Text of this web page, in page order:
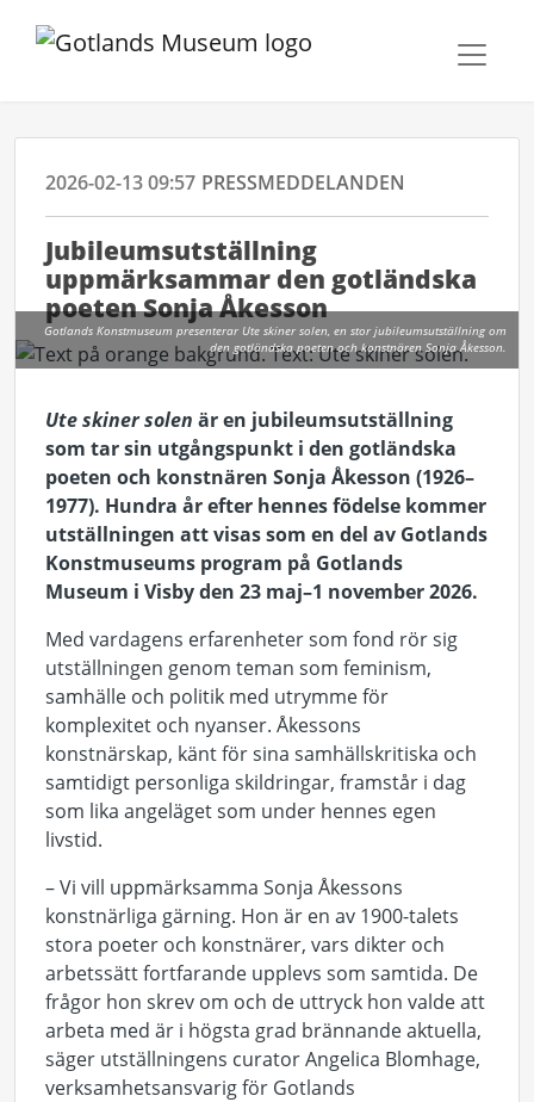
2026-02-13 09:57 PRESSMEDDELANDEN
Jubileumsutställning
uppmärksammar den gotländska
poeten Sonja Åkesson
Gotlands Konstmuseum presenterar Ute skiner solen, en stor jubileumsutställning om
den gotländska poeten och konstnären Sonja Åkesson.
Ute skiner solen är en jubileumsutställning
som tar sin utgångspunkt i den gotländska
poeten och konstnären Sonja Åkesson (1926–
1977). Hundra år efter hennes födelse kommer
utställningen att visas som en del av Gotlands
Konstmuseums program på Gotlands
Museum i Visby den 23 maj–1 november 2026.
Med vardagens erfarenheter som fond rör sig
utställningen genom teman som feminism,
samhälle och politik med utrymme för
komplexitet och nyanser. Åkessons
konstnärskap, känt för sina samhällskritiska och
samtidigt personliga skildringar, framstår i dag
som lika angeläget som under hennes egen
livstid.
– Vi vill uppmärksamma Sonja Åkessons
konstnärliga gärning. Hon är en av 1900-talets
stora poeter och konstnärer, vars dikter och
arbetssätt fortfarande upplevs som samtida. De
frågor hon skrev om och de uttryck hon valde att
arbeta med är i högsta grad brännande aktuella,
säger utställningens curator Angelica Blomhage,
verksamhetsansvarig för Gotlands